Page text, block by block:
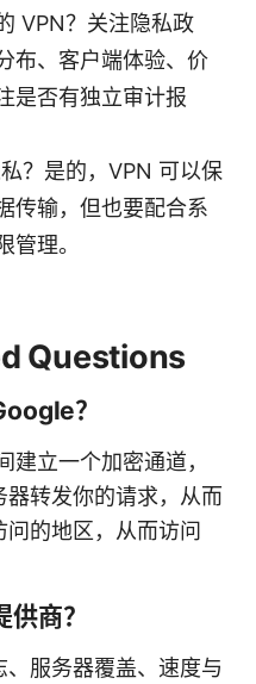
VPN？关注隐私政
布、客户端体验、价
是否有独立审计报
？是的，VPN 可以保
传输，但也要配合系
管理。
Questions
？
立一个加密通道，
转发你的请求，从而
的地区，从而访问
商？
服务器覆盖、速度与